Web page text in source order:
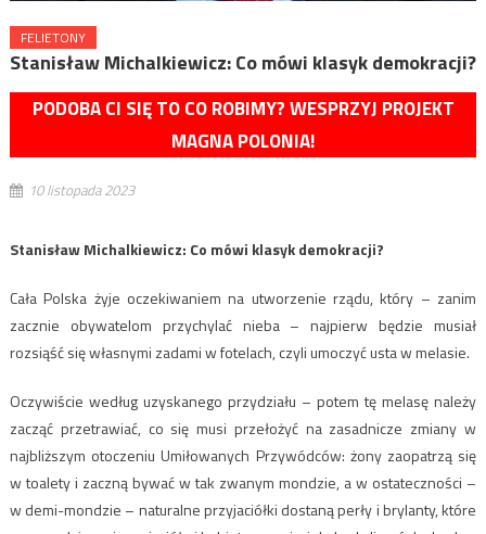
FELIETONY
Stanisław Michalkiewicz: Co mówi klasyk demokracji?
PODOBA CI SIĘ TO CO ROBIMY? WESPRZYJ PROJEKT
MAGNA POLONIA!
10 listopada 2023
Stanisław Michalkiewicz: Co mówi klasyk demokracji?
Cała Polska żyje oczekiwaniem na utworzenie rządu, który – zanim
zacznie obywatelom przychylać nieba – najpierw będzie musiał
rozsiąść się własnymi zadami w fotelach, czyli umoczyć usta w melasie.
Oczywiście według uzyskanego przydziału – potem tę melasę należy
zacząć przetrawiać, co się musi przełożyć na zasadnicze zmiany w
najbliższym otoczeniu Umiłowanych Przywódców: żony zaopatrzą się
w toalety i zaczną bywać w tak zwanym mondzie, a w ostateczności –
w demi-mondzie – naturalne przyjaciółki dostaną perły i brylanty, które